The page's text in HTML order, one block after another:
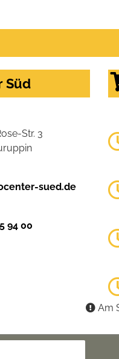
Süd
Str. 3
sued.de
94 00
Am